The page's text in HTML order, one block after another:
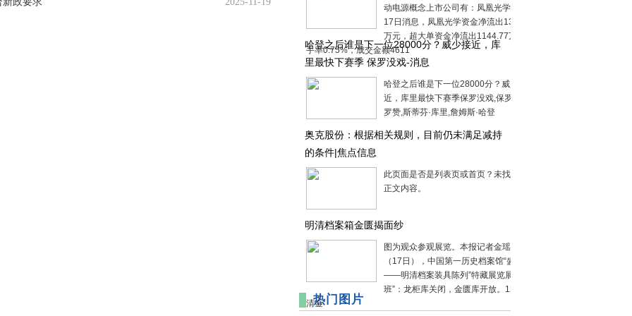
动电源概念上市公司有：凤凰光学：11月
17日消息，凤凰光学资金净流出1326.86
万元，超大单资金净流出1144.77万元，换
手率0.75%，成交金额4611
哈登之后谁是下一位28000分？威少接近，库
里最快下赛季 保罗没戏-消息
哈登之后谁是下一位28000分？威少接
近，库里最快下赛季保罗没戏,保罗,威少,德
罗赞,斯蒂芬·库里,詹姆斯·哈登
奥克股份：根据相关规则，目前仍未满足减持
的条件|焦点信息
此页面是否是列表页或首页？未找到合适
正文内容。
明清档案箱金匮揭面纱
图为观众参观展览。本报记者金瑶摄昨天
（17日），中国第一历史档案馆“盛载千秋
——明清档案装具陈列”特藏展览展厅“交
班”：龙柜库关闭，金匮库开放。120座明
清金热门图片